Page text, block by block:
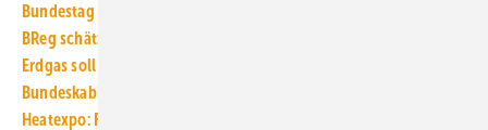
Bundestag hat die Gebäudeenergiegesetz-Novelle beschlossen
BReg schätzt: Holzpellets sind künftig der günstigste Brennstoff
Erdgas soll früher teurer werden: Lindner kassiert 7 % MwSt. ein
Bundeskabinett beschließt Entwurf für Wärmeplanungsgesetz
Heatexpo: Fachmesse für die Wärmeversorgung der Zukunft